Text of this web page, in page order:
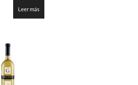
Leer más